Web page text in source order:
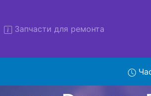
Запчасти для ремонта
не тратил свое время и